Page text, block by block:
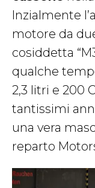
Inzialmente
motore da
cosiddetta
qualche
2,3 litri e 200
tantissimi
una vera
reparto